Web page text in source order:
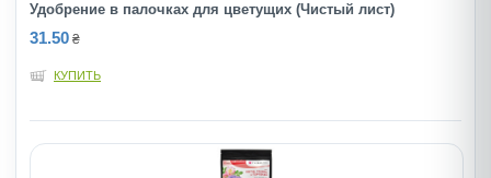
Удобрение в палочках для цветущих (Чистый лист)
31.50 ₴
КУПИТЬ